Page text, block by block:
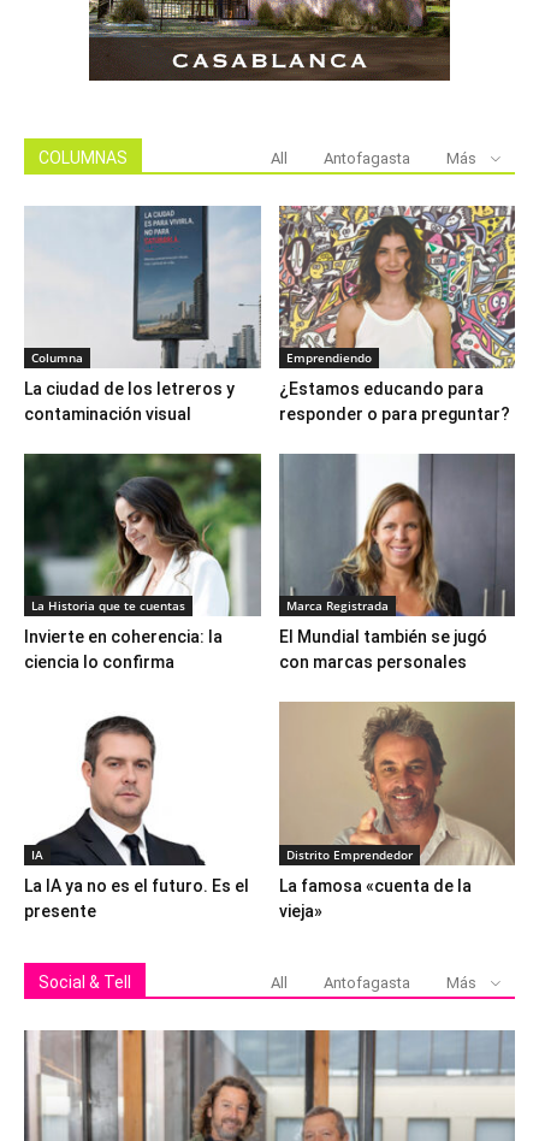
COLUMNAS All Antofagasta Más
Columna
La ciudad de los letreros y
contaminación visual
Emprendiendo
¿Estamos educando para
responder o para preguntar?
La Historia que te cuentas
Invierte en coherencia: la
ciencia lo confirma
Marca Registrada
El Mundial también se jugó
con marcas personales
IA
La IA ya no es el futuro. Es el
presente
Distrito Emprendedor
La famosa «cuenta de la
vieja»
Social & Tell All Antofagasta Más